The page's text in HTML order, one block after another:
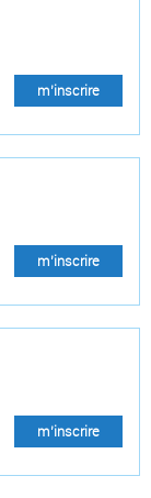
m’inscrire
m’inscrire
m’inscrire